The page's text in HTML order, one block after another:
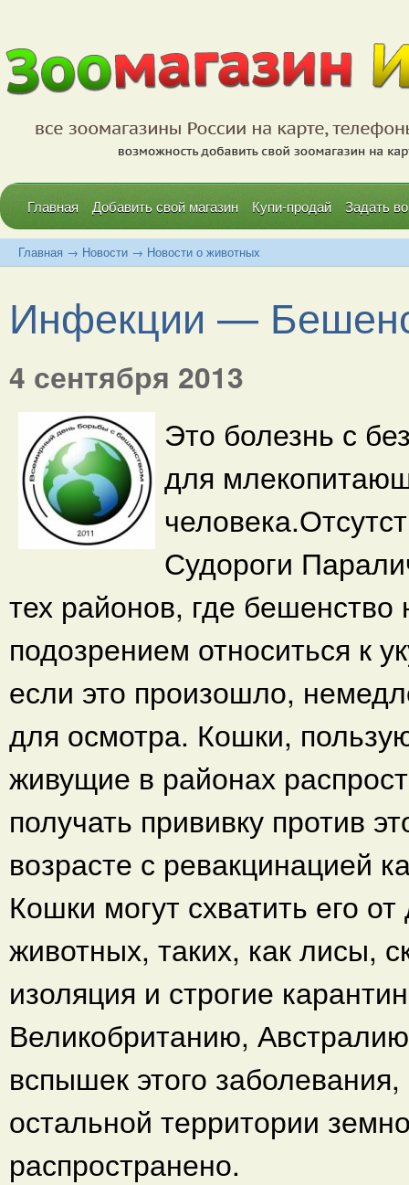
Главная Добавить свой магазин Купи-продай Задать
Главная → Новости → Новости о животных
Инфекции —
4 сентября 2013
Это болезнь с
для
Судороги
тех районов, где бешенство
подозрением относиться к
если это произошло,
для осмотра. Кошки,
живущие в районах
получать прививку против
возрасте с ревакцинацией
Кошки могут схватить его
животных, таких, как лисы,
изоляция и строгие
Великобританию,
вспышек этого
остальной территории
распространено.